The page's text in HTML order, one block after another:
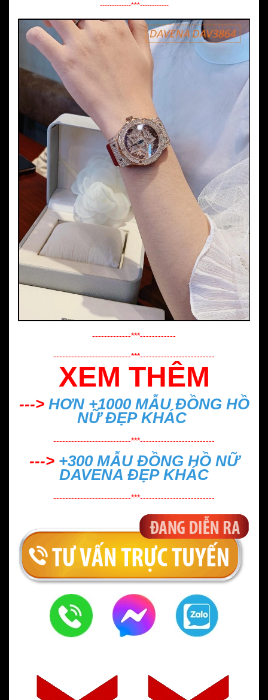
-------------***------------
-------------***------------
--------------------------***-------------------------
XEM THÊM
--->HƠN +1000 MẪUĐỒNG HỒ
NỮ ĐẸPKHÁC
--------------------------***-------------------------
--->+300 MẪU ĐỒNG HỒ NỮ
DAVENA ĐẸPKHÁC
--------------------------***-------------------------